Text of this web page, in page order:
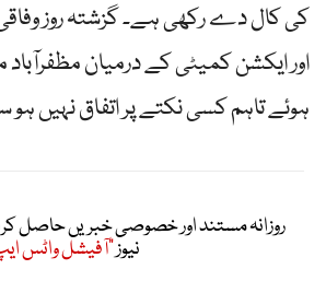
کی کال دے رکھی ہے۔ گزشتہ روز
اور ایکشن کمیٹی کے درمیان
ہوئے تاہم کسی نکتے پر اتفاق نہیں ہو
روزانہ مستند اور خصوصی خبریں حاصل
نیوز"آفیشل واٹس